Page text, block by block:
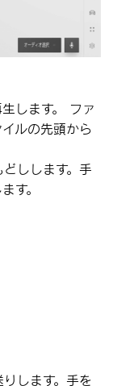
します。 ファ
ルの先頭から
しします。手
す。
します。手を